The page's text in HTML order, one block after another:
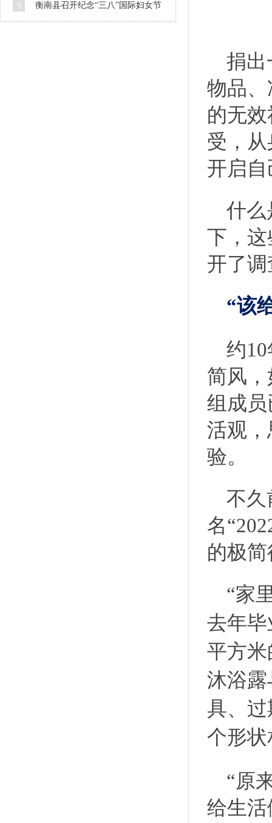
9 衡南县召开纪念“三八”国际妇女节
捐出
物品
的无
受，
开启
什么
下，
开了
“该
约
简风
组成
活观
验。
不久
名
的极
“家
去年
平方
沐浴
具、
个形
“原
给生活